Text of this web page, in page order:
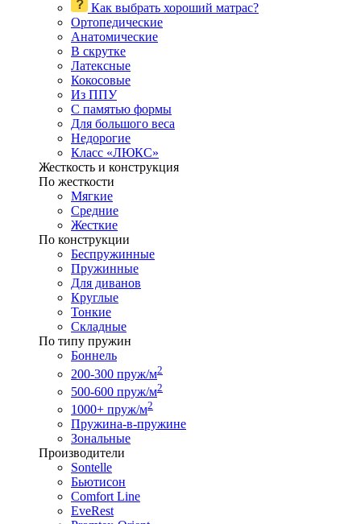
Как выбрать хороший матрас?
Ортопедические
Анатомические
В скрутке
Латексные
Кокосовые
Из ППУ
С памятью формы
Для большого веса
Недорогие
Класс «ЛЮКС»
Жесткость и конструкция
По жесткости
Мягкие
Средние
Жесткие
По конструкции
Беспружинные
Пружинные
Для диванов
Круглые
Тонкие
Складные
По типу пружин
Боннель
200-300 пруж/м2
500-600 пруж/м2
1000+ пруж/м2
Пружина-в-пружине
Зональные
Производители
Sontelle
Бьютисон
Comfort Line
EveRest